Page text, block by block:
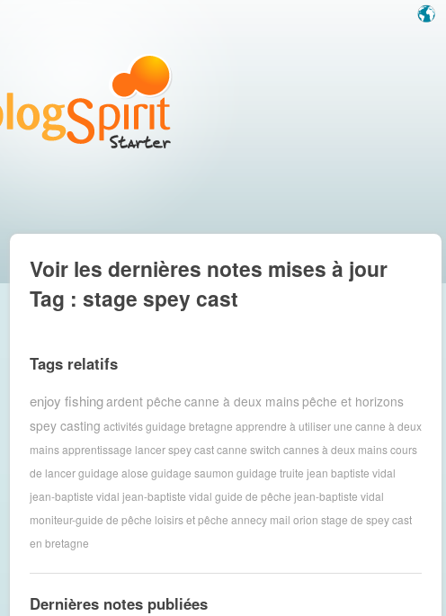
Voir les dernières notes mises à jour
Tag : stage spey cast
Tags relatifs
enjoy fishingardent pêche canne à deux mainspêche et horizons
spey casting activités guidage bretagne apprendre à utiliser une canne à deux
mains apprentissage lancer spey cast canne switch cannes à deux mains cours
de lancer guidage alose guidage saumon guidage truite jean baptiste vidal
jean-baptiste vidal jean-baptiste vidal guide de pêche jean-baptiste vidal
moniteur-guide de pêche loisirs et pêche annecy mail orion stage de spey cast
en bretagne
Dernières notes publiées